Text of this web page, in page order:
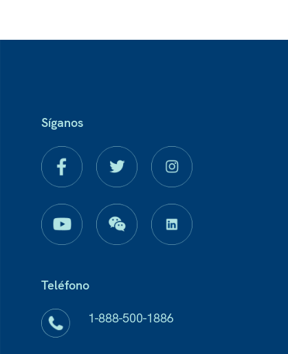
Síganos
Teléfono
1-888-500-1886